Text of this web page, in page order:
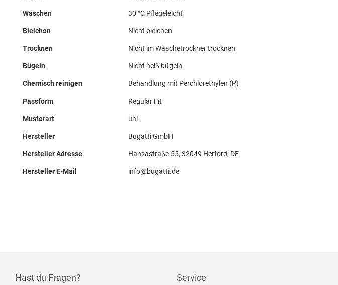
Waschen 30 °C Pflegeleicht
Bleichen Nicht bleichen
Trocknen Nicht im Wäschetrockner trocknen
Bügeln Nicht heiß bügeln
Chemisch reinigen Behandlung mit Perchlorethylen (P)
Passform Regular Fit
Musterart uni
Hersteller Bugatti GmbH
Hersteller Adresse Hansastraße 55, 32049 Herford, DE
Hersteller E-Mail info@bugatti.de
Hast du Fragen? Service